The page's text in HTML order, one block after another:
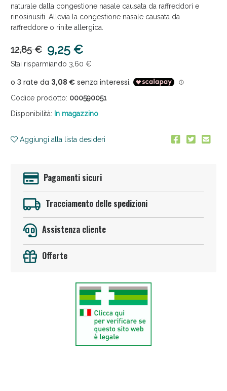
naturale dalla congestione nasale causata da raffreddori e
rinosinusiti. Allevia la congestione nasale causata da
raffreddore o rinite allergica.
12,85 € 9,25 €
Stai risparmiando 3,60 €
Codice prodotto: 000590051
Disponibilità: In magazzino
Aggiungi alla lista desideri
Pagamenti sicuri
Tracciamento delle spedizioni
Assistenza cliente
Offerte
Anticellulite e Fanghi: Sconto fino al 40% valido
Anticellulite e Fanghi: Sconto fino al 40% valido
oggi!